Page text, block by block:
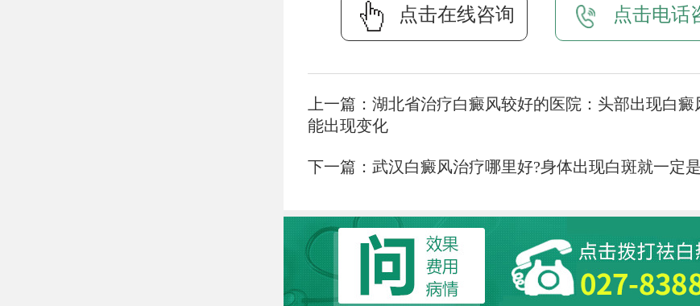
点击在线咨询 点击电话
上一篇： 湖北省治疗白癜风较好的医院：头部出现白癜
能出现变化
下一篇： 武汉白癜风治疗哪里好?身体出现白斑就一定